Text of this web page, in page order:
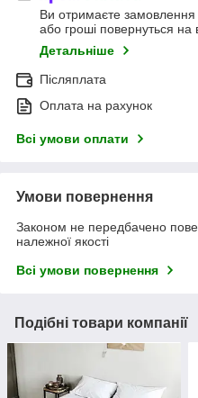
Ви отримаєте замовлення
або гроші повернуться на
Детальніше
Післяплата
Оплата на рахунок
Всі умови оплати
Умови повернення
Законом не передбачено
належної якості
Всі умови повернення
Подібні товари компанії